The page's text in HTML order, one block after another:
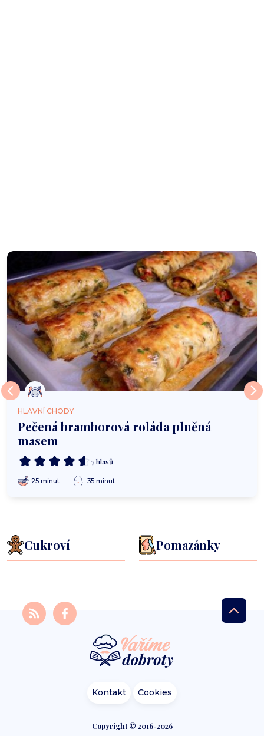
HLAVNÍ CHODY
Pečená bramborová roláda plněná
masem
7 hlasů
25 minut 35 minut
Cukroví Pomazánky
Kontakt Cookies
Copyright © 2016-2026